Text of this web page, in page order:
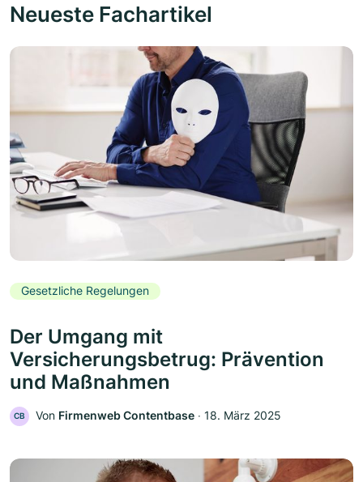
Neueste Fachartikel
Gesetzliche Regelungen
Der Umgang mit
Versicherungsbetrug: Prävention
und Maßnahmen
CB Von Firmenweb Contentbase ‧ 18. März 2025